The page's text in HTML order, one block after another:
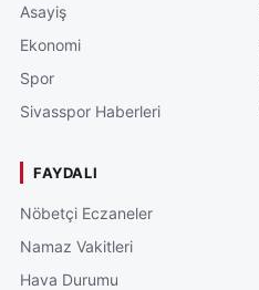
Asayiş
Ekonomi
Spor
Sivasspor Haberleri
FAYDALI
Nöbetçi Eczaneler
Namaz Vakitleri
Hava Durumu